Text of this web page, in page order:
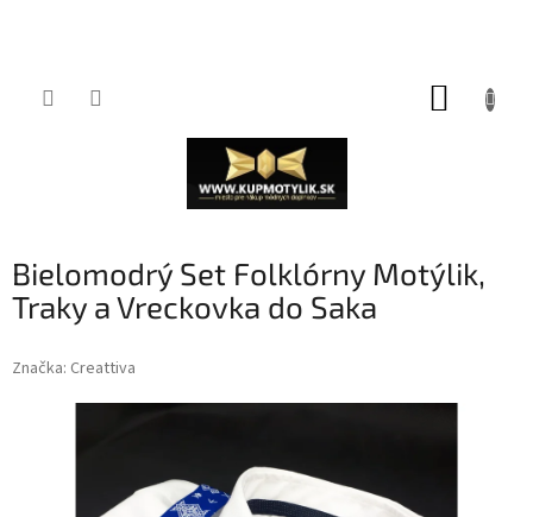
Bielomodrý Set Folklórny Motýlik,
Traky a Vreckovka do Saka
Značka: Creattiva